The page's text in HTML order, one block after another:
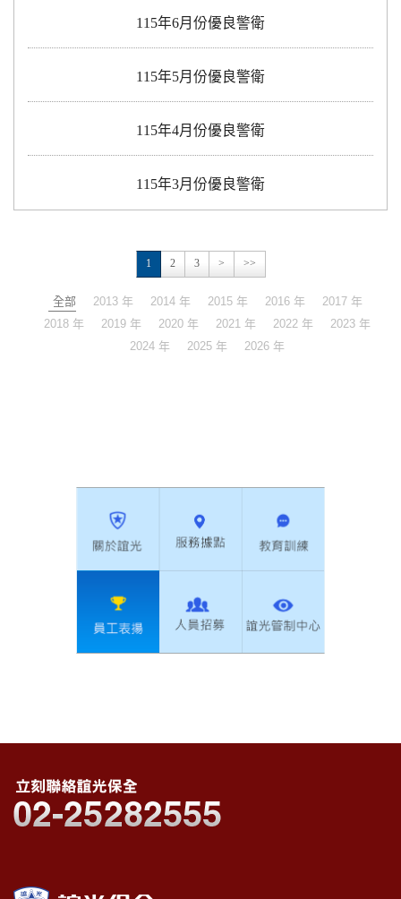
115年6月份優良警衛
115年5月份優良警衛
115年4月份優良警衛
115年3月份優良警衛
1 2 3 > >>
全部 2013 年 2014 年 2015 年 2016 年
2017 年
2018 年
2019 年 2020 年 2021 年 2022 年
2023 年
2024 年
2025 年 2026 年